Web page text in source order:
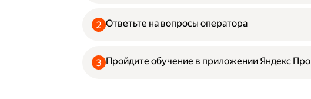
Ответьте на вопросы оператора
Пройдите обучение в приложении Яндекс Про